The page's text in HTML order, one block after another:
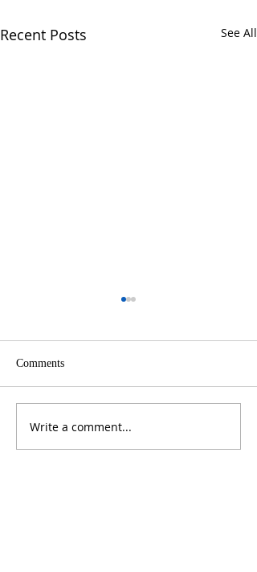
Recent Posts See All
美俄勒冈州议会重申对华
友好合作
Comments
Write a comment...